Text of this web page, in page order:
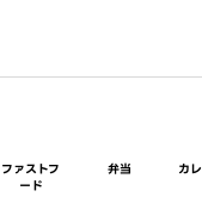
ファストフ
ード
弁当
カ